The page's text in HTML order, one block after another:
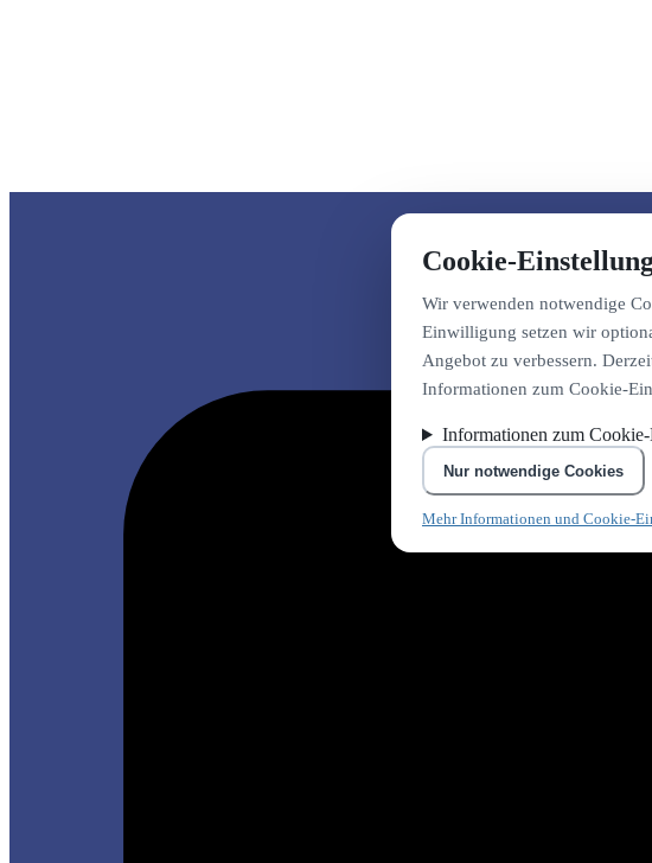
Cookie-
Wir verwenden notwendige
Einwilligung setzen wir
Angebot zu verbessern.
Informationen zum Cookie-
Informationen zum
Nur notwendige Cookies
Mehr Informationen und Cookie-